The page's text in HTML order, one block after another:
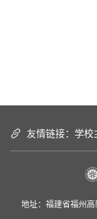
友情链接： 学校
地址：福建省福州